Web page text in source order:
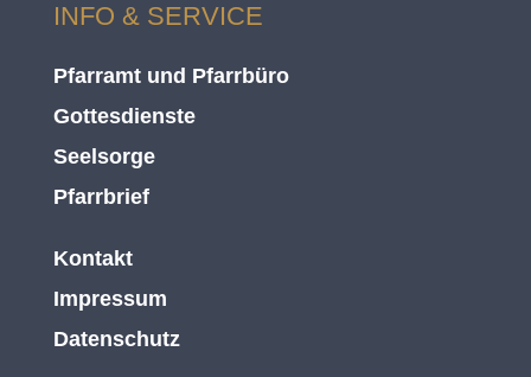
INFO & SERVICE
Pfarramt und Pfarrbüro
Gottesdienste
Seelsorge
Pfarrbrief
Kontakt
Impressum
Datenschutz